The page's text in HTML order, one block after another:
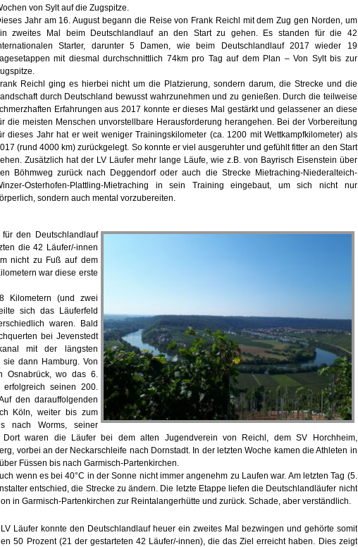
von Sylt auf die Zugspitze.
Jahr am 16. August begann die Reise von Frank Reichl mit dem Zug gen Norden, um
zweites Mal beim Deutschlandlauf an den Start zu gehen. Es standen für die 42
Starter, darunter 5 Damen, wie beim Deutschlandlauf 2017 wieder 19
mit diesmal durchschnittlich 74km pro Tag auf dem Plan – Von Sylt bis zur
Reichl ging es hierbei nicht um die Platzierung, sondern darum, die Strecke und die
durch Deutschland bewusst wahrzunehmen und zu genießen. Durch die teilweise
Erfahrungen aus 2017 konnte er dieses Mal gestärkt und gelassener an diese
die meisten Menschen unvorstellbare Herausforderung herangehen. Bei der Vorbereitung
dieses Jahr hat er weit weniger Trainingskilometer (ca. 1200 mit Wettkampfkilometer) als
(rund 4000 km) zurückgelegt. So konnte er viel ausgeruhter und gefühlt fitter an den Start
Zusätzlich hat der LV Läufer mehr lange Läufe, wie z.B. von Bayrisch Eisenstein über
Böhmweg zurück nach Deggendorf oder auch die Strecke Mietraching-Niederalteich-
Osterhofen-Plattling-Mietraching in sein Training eingebaut, um sich nicht nur
sondern auch mental vorzubereiten.
den Deutschlandlauf
die 42 Läufer/-innen
nicht zu Fuß auf dem
war diese erste
Kilometern (und zwei
sich das Läuferfeld
waren. Bald
bei Jevenstedt
mit der längsten
sie dann Hamburg. Von
Osnabrück, wo das 6.
erfolgreich seinen 200.
den darauffolgenden
Köln, weiter bis zum
nach Worms, seiner
waren die Läufer bei dem alten Jugendverein von Reichl, dem SV Horchheim,
vorbei an der Neckarschleife nach Dornstadt. In der letzten Woche kamen die Athleten in
Füssen bis nach Garmisch-Partenkirchen.
wenn es bei 40°C in der Sonne nicht immer angenehm zu Laufen war. Am letzten Tag (5.
entschied, die Strecke zu ändern. Die letzte Etappe liefen die Deutschlandläufer nicht
in Garmisch-Partenkirchen zur Reintalangerhütte und zurück. Schade, aber verständlich.
LV Läufer konnte den Deutschlandlauf heuer ein zweites Mal bezwingen und gehörte somit
50 Prozent (21 der gestarteten 42 Läufer/-innen), die das Ziel erreicht haben. Dies zeigt